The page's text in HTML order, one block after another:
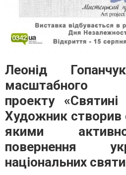
Леонід
масштабного
проекту «Святині
Художник створив
якими
повернення
національних